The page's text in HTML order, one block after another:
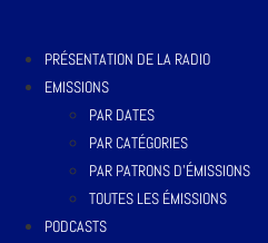
PRÉSENTATION DE LA RADIO
EMISSIONS
PAR DATES
PAR CATÉGORIES
PAR PATRONS D’ÉMISSIONS
TOUTES LES ÉMISSIONS
PODCASTS